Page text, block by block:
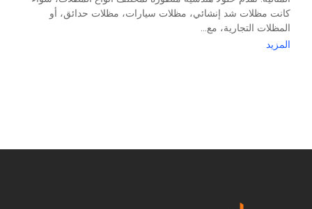
كانت مظلات شد إنشائي، مظلات سيارات، مظلات حدائق، أو
المظلات التجارية، مع...
المزيد